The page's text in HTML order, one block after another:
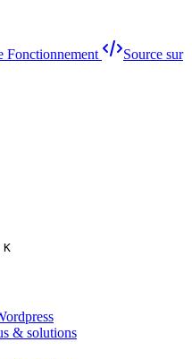
Fonctionnement
Source sur
K
& solutions